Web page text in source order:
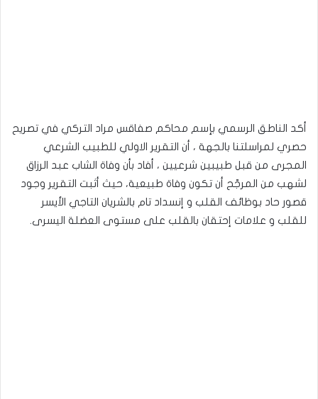
أكد الناطق الرسمي بإسم محاكم صفاقس مراد التركي في تصريح
حصري لمراسلتنا بالجهة ، أن التقرير الاولي للطبيب الشرعي
المجرى من قبل طبيبين شرعيين ، أفاد بأن وفاة الشاب عبد الرزاق
لشهب من المرجّح أن تكون وفاة طبيعية، حيث أثبت التقرير وجود
قصور حاد بوظائف القلب و إنسداد تام بالشريان التاجي الأيسر
للقلب و علامات إحتقان بالقلب على مستوى العضلة اليسرى.